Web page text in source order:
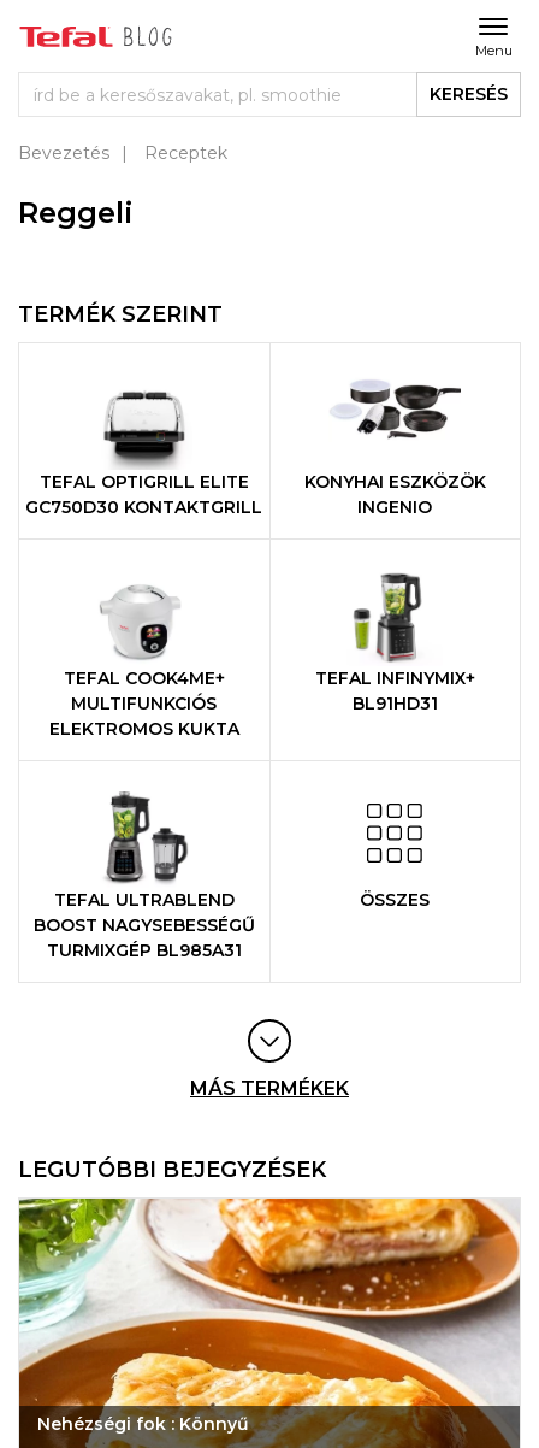
Menu
KERESÉS
Bevezetés Receptek
Reggeli
TERMÉK SZERINT
TEFAL OPTIGRILL ELITE
GC750D30 KONTAKTGRILL
KONYHAI ESZKÖZÖK
INGENIO
TEFAL COOK4ME+
MULTIFUNKCIÓS
ELEKTROMOS KUKTA
TEFAL INFINYMIX+
BL91HD31
TEFAL ULTRABLEND
BOOST NAGYSEBESSÉGŰ
TURMIXGÉP BL985A31
ÖSSZES
MÁS TERMÉKEK
LEGUTÓBBI BEJEGYZÉSEK
Nehézségi fok : Könnyű